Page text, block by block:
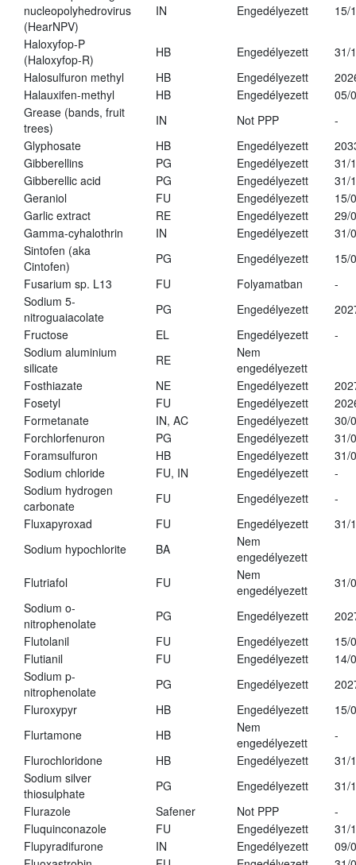
nucleopolyhedrovirus
(HearNPV)
IN Engedélyezett 15/
Haloxyfop-P
(Haloxyfop-R)
HB Engedélyezett
31/
Halosulfuron methyl
HB Engedélyezett
Halauxifen-methyl
HB Engedélyezett
05/
Grease (bands, fruit
trees)
IN Not PPP
-
Glyphosate
HB Engedélyezett
Gibberellins
PG Engedélyezett
31/
Gibberellic acid
PG Engedélyezett
31/
Geraniol
FU Engedélyezett
15/
Garlic extract
RE Engedélyezett
29/
Gamma-cyhalothrin
IN Engedélyezett
31/
Sintofen (aka
Cintofen)
PG Engedélyezett
15/
Fusarium sp. L13
FU Folyamatban
-
Sodium 5-
nitroguaiacolate
PG Engedélyezett
Fructose
EL Engedélyezett
-
Sodium aluminium
silicate
RE
Nem
engedélyezett
Fosthiazate
NE Engedélyezett
Fosetyl
FU Engedélyezett
Formetanate
IN, AC Engedélyezett
30/
Forchlorfenuron
PG Engedélyezett
31/
Foramsulfuron
HB Engedélyezett
31/
Sodium chloride
FU, IN Engedélyezett
-
Sodium hydrogen
carbonate
FU Engedélyezett
-
Fluxapyroxad
FU Engedélyezett
31/
Sodium hypochlorite
BA
Nem
engedélyezett
Flutriafol
FU
Nem
engedélyezett
31/
Sodium o-
nitrophenolate
PG Engedélyezett
Flutolanil
FU Engedélyezett
15/
Flutianil
FU Engedélyezett
14/
Sodium p-
nitrophenolate
PG Engedélyezett
Fluroxypyr
HB Engedélyezett
15/
Flurtamone
HB
Nem
engedélyezett
-
Flurochloridone
HB Engedélyezett
31/
Sodium silver
thiosulphate
PG Engedélyezett
31/
Flurazole
Safener Not PPP
-
Fluquinconazole
FU Engedélyezett
31/
Flupyradifurone
IN Engedélyezett
09/